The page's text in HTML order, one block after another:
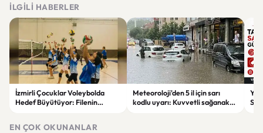
İLGILI HABERLER
İzmirli Çocuklar Voleybolda
Hedef Büyütüyor: Filenin
Meteoroloji'den 5 il için sarı
kodlu uyarı: Kuvvetli sağanak
EN ÇOK OKUNANLAR